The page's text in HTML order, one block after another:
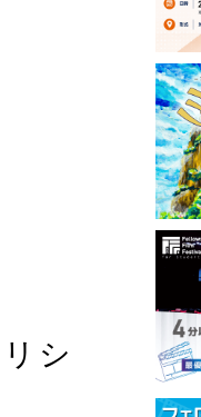
シ